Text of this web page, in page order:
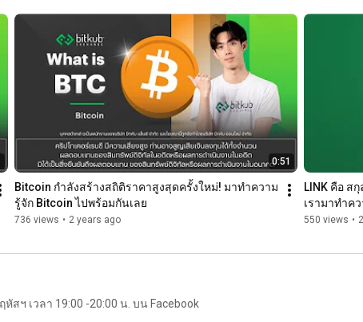
0:51
Bitcoin กำลังสร้างสถิติราคาสูงสุดครั้งใหม่! มาทำความ
รู้จัก Bitcoin ไปพร้อมกันเลย
736 views • 2 years ago
LINK คือ ส
เรามาทำค
550 views •
ฯ เวลา 19:00 -20:00 น. บน Facebook